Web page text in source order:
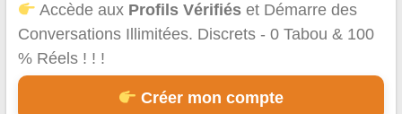
Accède aux Profils Vérifiés et Démarre des
Conversations Illimitées. Discrets - 0 Tabou & 100
% Réels ! ! !
Créer mon compte